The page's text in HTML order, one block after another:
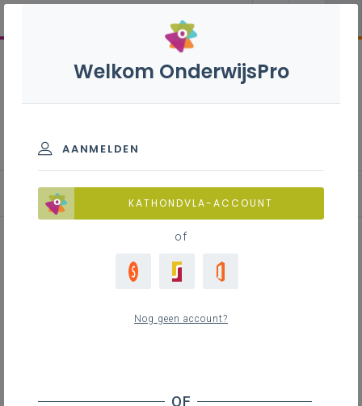
Didactiek en leerplannen vwo
% afstandsonderwijs ontwikkelen
Welkom OnderwijsPro
AANMELDEN
KATHONDVLA-ACCOUNT
of
Nog geen account?